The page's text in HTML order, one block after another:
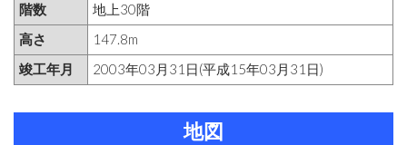
階数
地上30階
高さ
147.8m
竣工年月
2003年03月31日(平成15年03月31日)
地図